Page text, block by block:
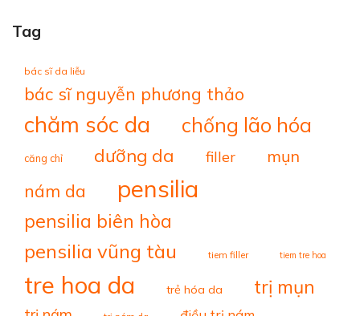
Tag
bác sĩ da liễu
bác sĩ nguyễn phương thảo
chăm sóc da chống lão hóa
căng chỉ dưỡng da filler mụn
nám da pensilia
pensilia biên hòa
pensilia vũng tàu tiem filler tiem tre hoa
tre hoa da trẻ hóa da trị mụn